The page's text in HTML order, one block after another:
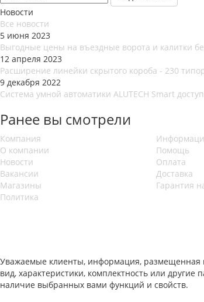
Новости
Все новости
5 июня 2023
Выгодные цены на въездные ворота и калитки
12 апреля 2023
Расширение линейки скрытого короба - 230
9 декабря 2022
Система умной автоматики ALUTECH Smart
Ранее вы смотрели
Компания
О компании
Новости
Вакансии
Магазины
Политика
Помощь
Оплата
Доставка
Гарантия
Уважаемые клиенты, информация, размещенная
вид, характеристики, комплектность или
наличие выбранных вами функций и свойств.